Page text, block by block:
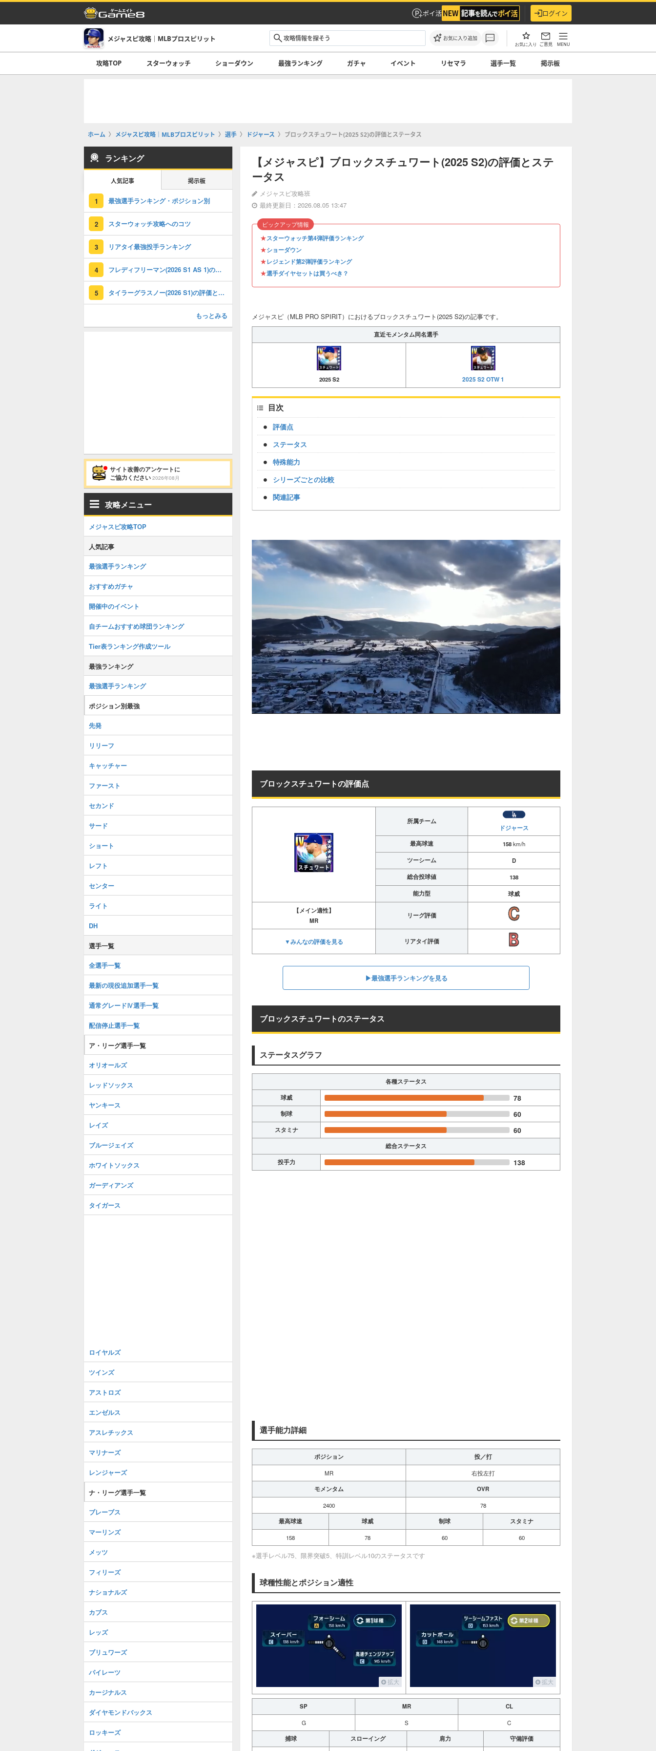
ポイ活 ログイン
メジャスピ攻略｜MLBプロスピリット お気に入り追加
お気に入り ご意見 MENU
攻略TOP スターウォッチ ショーダウン 最強ランキング ガチャ イベント リセマラ 選手一覧 掲示板
ホーム メジャスピ攻略｜MLBプロスピリット 選手 ドジャース ブロックスチュワート(2025 S2)の評価とステータス
【メジャスピ】ブロックスチュワート(2025 S2)の評価とステ
ータス
メジャスピ攻略班
最終更新日：2026.08.05 13:47
★スターウォッチ第4弾評価ランキング
★ショーダウン
★レジェンド第2弾評価ランキング
★選手ダイヤセットは買うべき？
ピックアップ情報
メジャスピ（MLB PRO SPIRIT）におけるブロックスチュワート(2025 S2)の記事です。
直近モメンタム同名選手
2025 S2 2025 S2 OTW 1
目次
評価点
ステータス
特殊能力
シリーズごとの比較
関連記事
ブロックスチュワートの評価点
所属チーム
ドジャース
最高球速 158km/h
ツーシーム
D
総合投球値
138
能力型
球威
【メイン適性】
MR
リーグ評価
▼みんなの評価を見る リアタイ評価
▶︎最強選手ランキングを見る
ブロックスチュワートのステータス
ステータスグラフ
各種ステータス
球威
78
制球 60
スタミナ 60
総合ステータス
投手力
138
選手能力詳細
ポジション 投／打
MR 右投左打
モメンタム OVR
2400 78
最高球速 球威 制球 スタミナ
158 78 60 60
※選手レベル75、限界突破5、特訓レベル10のステータスです
球種性能とポジション適性
拡大 拡大
SP MR CL
G S C
捕球 スローイング 肩力 守備評価
ランキング
人気記事 掲示板
1 最強選手ランキング・ポジション別
2 スターウォッチ攻略へのコツ
3 リアタイ最強投手ランキング
4 フレディフリーマン(2026 S1 AS 1)の評価とステータス
5 タイラーグラスノー(2026 S1)の評価とステータス
もっとみる
サイト改善のアンケートに
ご協力ください 2026年08月
攻略メニュー
メジャスピ攻略TOP
人気記事
最強選手ランキング
おすすめガチャ
開催中のイベント
自チームおすすめ球団ランキング
Tier表ランキング作成ツール
最強ランキング
最強選手ランキング
ポジション別最強
先発
リリーフ
キャッチャー
ファースト
セカンド
サード
ショート
レフト
センター
ライト
DH
選手一覧
全選手一覧
最新の現役追加選手一覧
通常グレードⅣ選手一覧
配信停止選手一覧
ア・リーグ選手一覧
オリオールズ
レッドソックス
ヤンキース
レイズ
ブルージェイズ
ホワイトソックス
ガーディアンズ
タイガース
ロイヤルズ
ツインズ
アストロズ
エンゼルス
アスレチックス
マリナーズ
レンジャーズ
ナ・リーグ選手一覧
ブレーブス
マーリンズ
メッツ
フィリーズ
ナショナルズ
カブス
レッズ
ブリュワーズ
パイレーツ
カージナルス
ダイヤモンドバックス
ロッキーズ